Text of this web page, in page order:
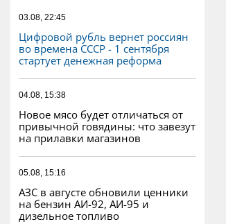
03.08, 22:45
Цифровой рубль вернет россиян
во времена СССР - 1 сентября
стартует денежная реформа
04.08, 15:38
Новое мясо будет отличаться от
привычной говядины: что завезут
на прилавки магазинов
05.08, 15:16
АЗС в августе обновили ценники
на бензин АИ-92, АИ-95 и
дизельное топливо